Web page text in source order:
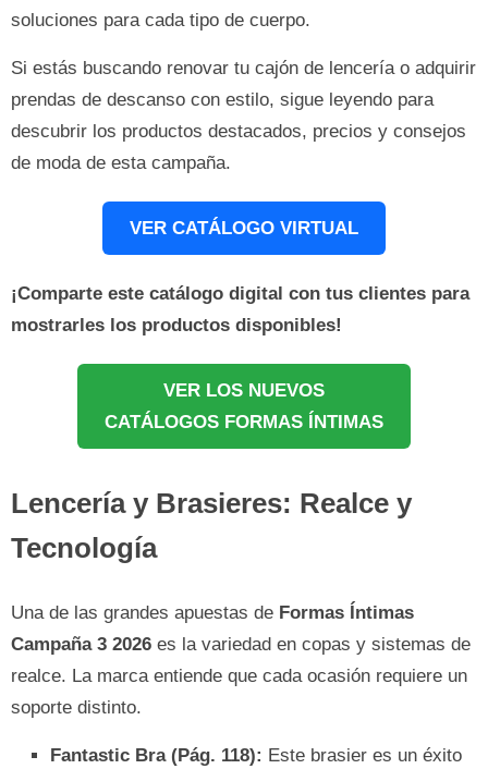
soluciones para cada tipo de cuerpo.
Si estás buscando renovar tu cajón de lencería o adquirir
prendas de descanso con estilo, sigue leyendo para
descubrir los productos destacados, precios y consejos
de moda de esta campaña.
VER CATÁLOGO VIRTUAL
¡Comparte este catálogo digital con tus clientes para
mostrarles los productos disponibles!
VER LOS NUEVOS
CATÁLOGOS FORMAS ÍNTIMAS
Lencería y Brasieres: Realce y
Tecnología
Una de las grandes apuestas de Formas Íntimas
Campaña 3 2026 es la variedad en copas y sistemas de
realce. La marca entiende que cada ocasión requiere un
soporte distinto.
Fantastic Bra (Pág. 118): Este brasier es un éxito